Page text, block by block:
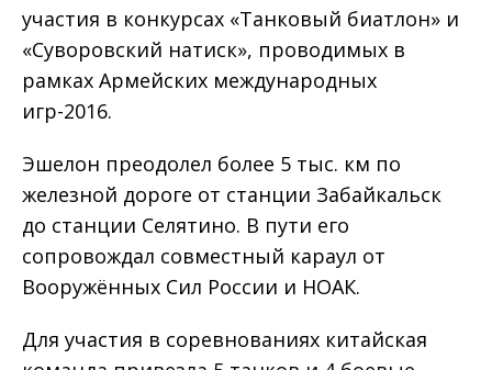
участия в конкурсах «Танковый биатлон» и
«Суворовский натиск», проводимых в
рамках Армейских международных
игр-2016.
Эшелон преодолел более 5 тыс. км по
железной дороге от станции Забайкальск
до станции Селятино. В пути его
сопровождал совместный караул от
Вооружённых Сил России и НОАК.
Для участия в соревнованиях китайская